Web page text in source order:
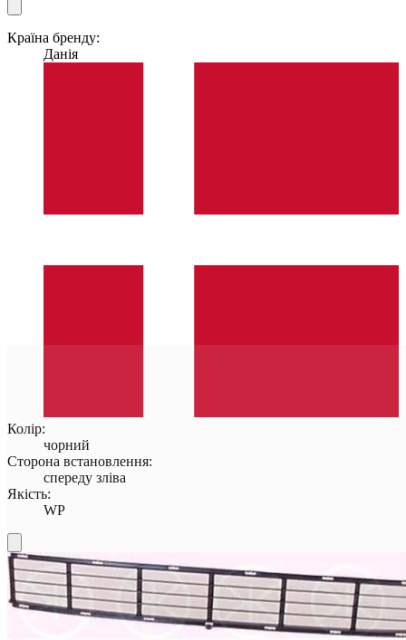
Країна бренду:
Данія
Колір:
чорний
Сторона встановлення:
спереду зліва
Якість:
WP